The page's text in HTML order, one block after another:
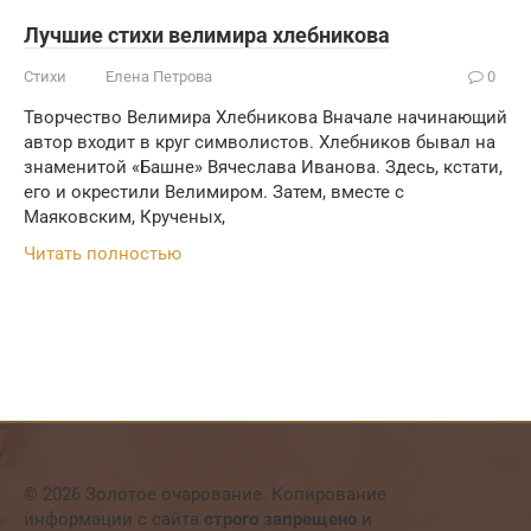
Лучшие стихи велимира хлебникова
Стихи Елена Петрова 0
Творчество Велимира Хлебникова Вначале начинающий
автор входит в круг символистов. Хлебников бывал на
знаменитой «Башне» Вячеслава Иванова. Здесь, кстати,
его и окрестили Велимиром. Затем, вместе с
Маяковским, Крученых,
Читать полностью
© 2026 Золотое очарование. Копирование
информации с сайта строго запрещено и